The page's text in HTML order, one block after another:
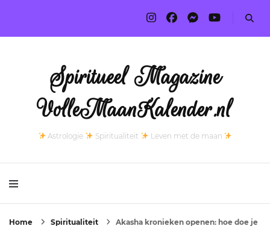
Spiritueel Magazine
VolleMaanKalender.nl
Astrologie Spiritualiteit Leven met de maan
Home Spiritualiteit Akasha kronieken openen: hoe doe je